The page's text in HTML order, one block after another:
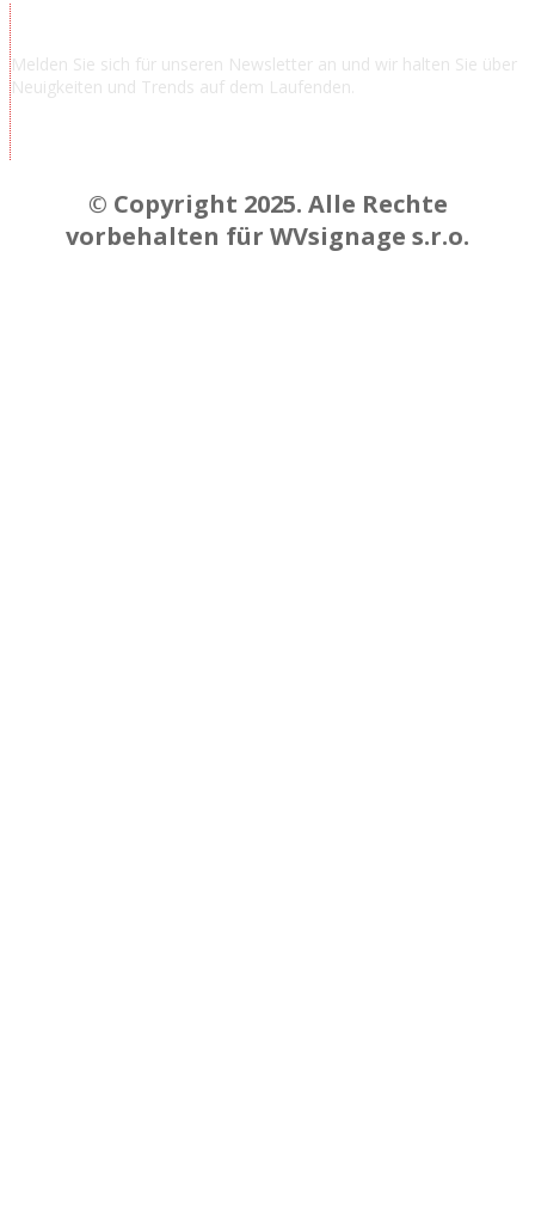
Melden Sie sich für unseren Newsletter an und wir halten Sie über
Neuigkeiten und Trends auf dem Laufenden.
© Copyright 2025. Alle Rechte
vorbehalten für WVsignage s.r.o.